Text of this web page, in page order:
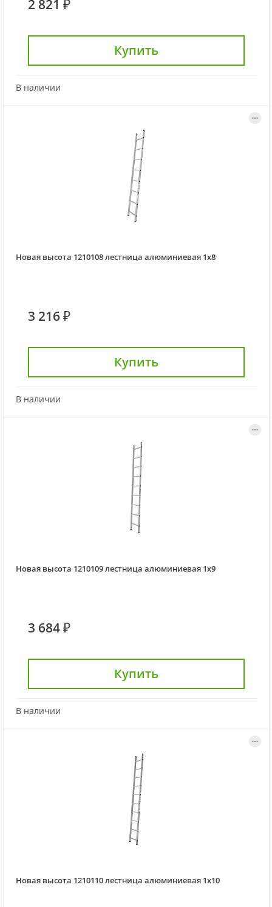
2 821 ₽
Купить
В наличии
Новая высота 1210108 лестница алюминиевая 1x8
3 216 ₽
Купить
В наличии
Новая высота 1210109 лестница алюминиевая 1x9
3 684 ₽
Купить
В наличии
Новая высота 1210110 лестница алюминиевая 1x10